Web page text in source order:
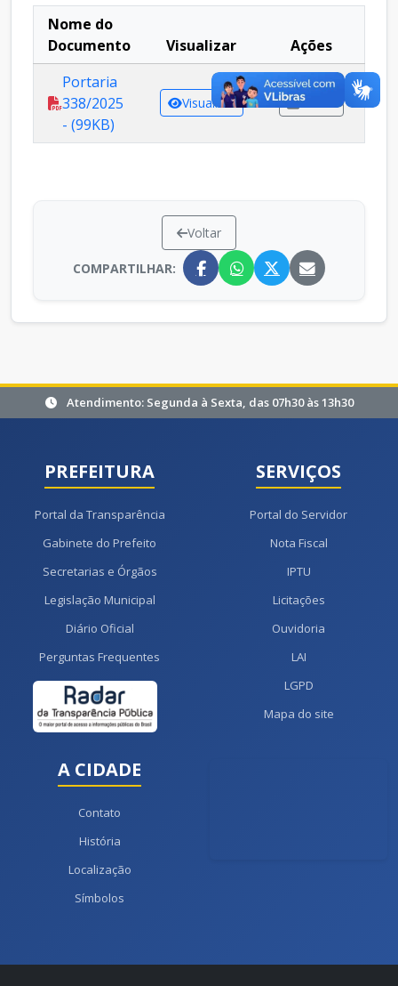
Nome do
Documento
Visualizar
Ações
Portaria
338/2025
- (99KB)
Visualizar Baixar
Voltar
COMPARTILHAR:
Atendimento: Segunda à Sexta, das 07h30 às 13h30
PREFEITURA
Portal da Transparência
Gabinete do Prefeito
Secretarias e Órgãos
Legislação Municipal
Diário Oficial
Perguntas Frequentes
SERVIÇOS
Portal do Servidor
Nota Fiscal
IPTU
Licitações
Ouvidoria
LAI
LGPD
Mapa do site
A CIDADE
Contato
História
Localização
Símbolos